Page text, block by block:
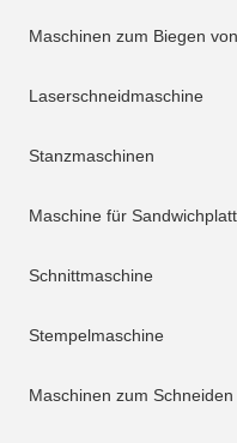
Maschinen zum Biegen
Laserschneidmaschine
Stanzmaschinen
Maschine für
Schnittmaschine
Stempelmaschine
Maschinen zum